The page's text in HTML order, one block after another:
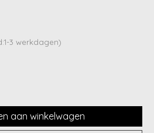
product is
3 werkdagen)
aan winkelwagen